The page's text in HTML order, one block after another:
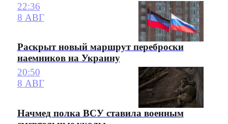
22:36
8 АВГ
Раскрыт новый маршрут переброски
наемников на Украину
20:50
8 АВГ
Начмед полка ВСУ ставила военным